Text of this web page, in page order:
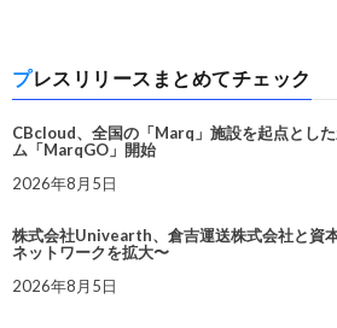
プレスリリースまとめてチェック
CBcloud、全国の「Marq」施設を起点とし
ム「MarqGO」開始
2026年8月5日
株式会社Univearth、倉吉運送株式会社と資
ネットワークを拡大〜
2026年8月5日